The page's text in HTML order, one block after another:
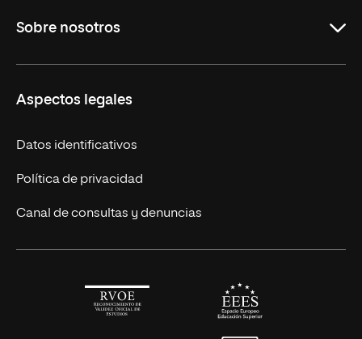
Licenciaturas en línea
Cursos Europeos
Títulos Americanos
Alianza Newman
Sobre nosotros
Nuestros alumnos
Únete a nosotros
Actualidad
Solicita información
Aspectos legales
Datos identificativos
Política de privacidad
Canal de consultas y denuncias